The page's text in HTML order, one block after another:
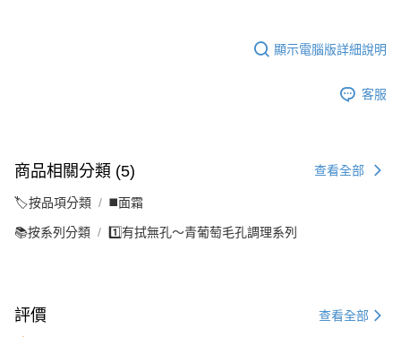
顯示電腦版詳細說明
客服
商品相關分類 (5) 查看全部
🏷️按品項分類 ◼️面霜
📚按系列分類 1️⃣有拭無孔～青葡萄毛孔調理系列
評價 查看全部